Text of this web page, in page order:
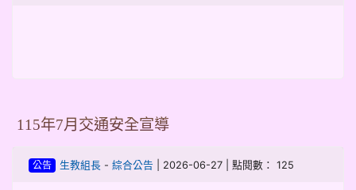
115年7月交通安全宣導
公告 生教組長- 綜合公告 | 2026-06-27 | 點閱數： 125